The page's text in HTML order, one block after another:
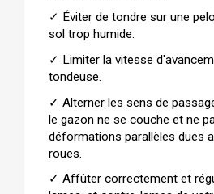
✓ Éviter de tondre sur une
sol trop humide.
✓ Limiter la vitesse
tondeuse.
✓ Alterner les sens de
le gazon ne se couche et ne
déformations parallèles dues
roues.
✓ Affûter correctement et